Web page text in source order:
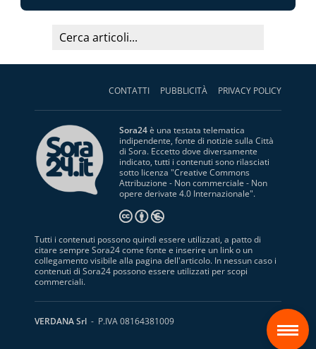
CONTATTI PUBBLICITÀ PRIVACY POLICY
Sora24è una testata telematica
indipendente, fonte di notizie sulla Città
di Sora. Eccetto dove diversamente
indicato, tutti i contenuti sono rilasciati
sotto licenza "Creative Commons
Attribuzione - Non commerciale - Non
opere derivate 4.0 Internazionale".
Tutti i contenuti possono quindi essere utilizzati, a patto di
citare sempre Sora24 come fonte e inserire un link o un
collegamento visibile alla pagina dell'articolo. In nessun caso i
contenuti di Sora24 possono essere utilizzati per scopi
commerciali.
VERDANA Srl - P.IVA 08164381009